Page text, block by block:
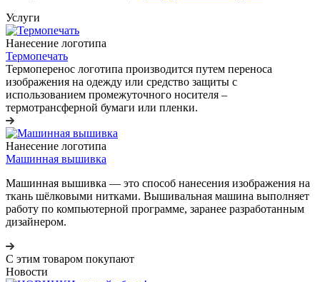
Услуги
Нанесение логотипа
Термопечать
Термоперенос логотипа производится путем переноса
изображения на одежду или средство защиты с
использованием промежуточного носителя –
термотрансферной бумаги или пленки.
Нанесение логотипа
Машинная вышивка
Машинная вышивка — это способ нанесения изображения на
ткань шёлковыми нитками. Вышивальная машина выполняет
работу по компьютерной программе, заранее разработанным
дизайнером.
С этим товаром покупают
Новости